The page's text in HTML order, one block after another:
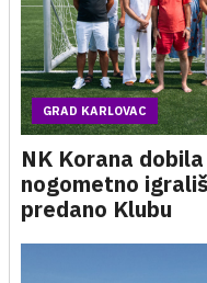
GRAD KARLOVAC
NK Korana
nogometno
predano Klubu